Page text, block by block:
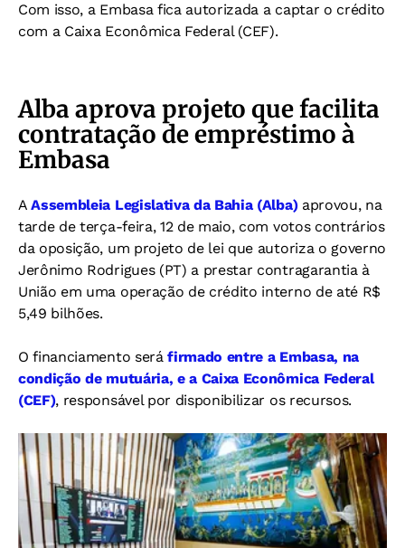
Com isso, a Embasa fica autorizada a captar o crédito
com a Caixa Econômica Federal (CEF).
Alba aprova projeto que facilita
contratação de empréstimo à
Embasa
AAssembleia Legislativa da Bahia (Alba)aprovou, na
tarde de terça-feira, 12 de maio, com votos contrários
da oposição, um projeto de lei que autoriza o governo
Jerônimo Rodrigues (PT) a prestar contragarantia à
União em uma operação de crédito interno de até R$
5,49 bilhões.
O financiamento seráfirmado entre a Embasa, na
condição de mutuária, e a Caixa Econômica Federal
(CEF), responsável por disponibilizar os recursos.